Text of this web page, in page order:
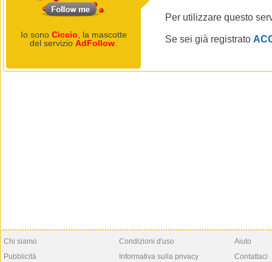
Io sono Ciccio , la mascotte
del servizio AdFollow
Per utilizzare questo
Se sei già registrato
Chi siamo
Pubblicità
Condizioni d'uso
Informativa sulla privacy
Aiuto
Contattaci